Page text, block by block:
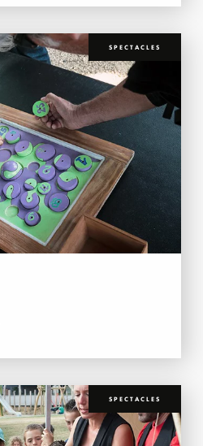
SPECTACLES
SPECTACLES